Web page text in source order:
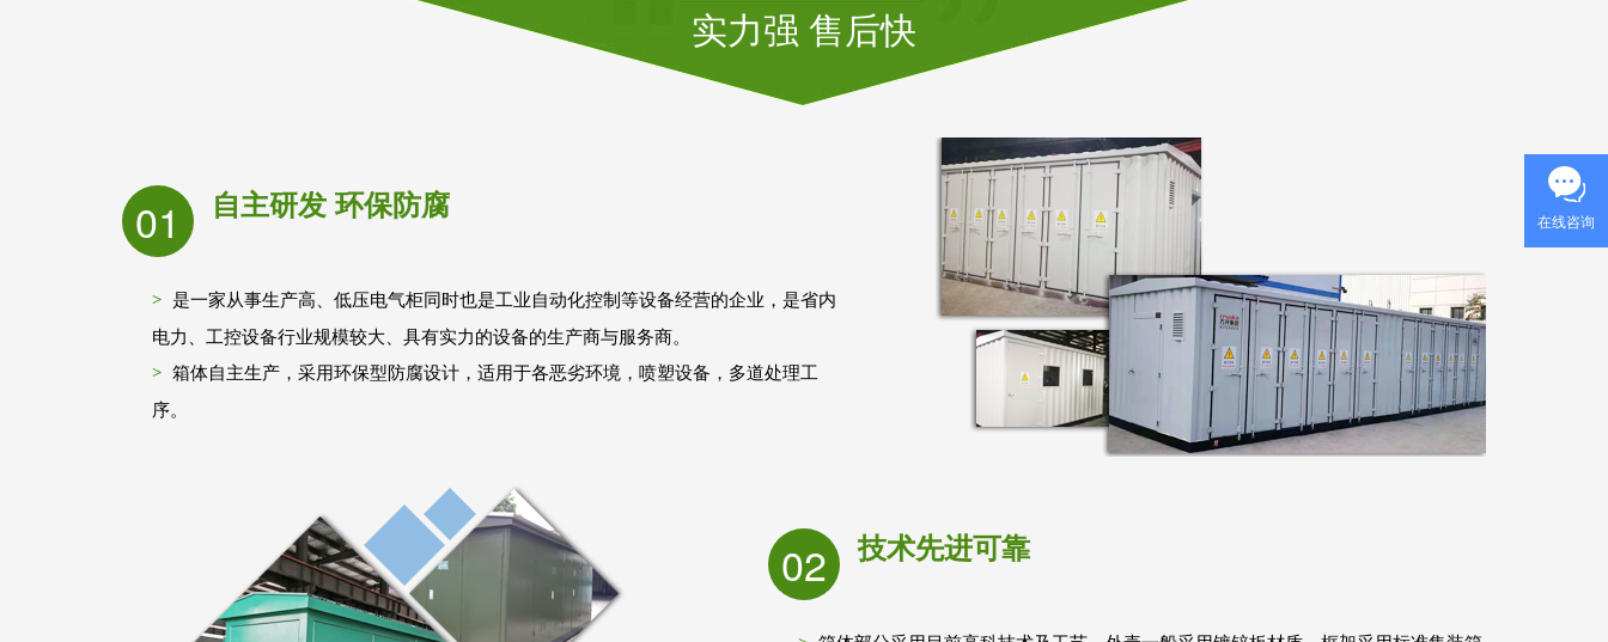
实力强 售后快
01 自主研发 环保防腐
是一家从事生产高、低压电气柜同时也是工业自动化控制等设备经营的企业，是省内
电力、工控设备行业规模较大、具有实力的设备的生产商与服务商。
箱体自主生产，采用环保型防腐设计，适用于各恶劣环境，喷塑设备，多道处理工
序。
02 技术先进可靠
在线咨询